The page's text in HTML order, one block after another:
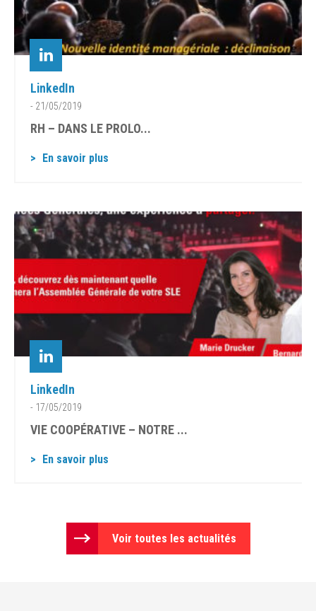
LinkedIn
- 21/05/2019
RH – DANS LE PROLO...
En savoir plus
LinkedIn
- 17/05/2019
VIE COOPÉRATIVE – NOTRE ...
En savoir plus
Voir toutes les actualités